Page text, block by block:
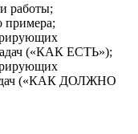
работы;
примера;
(«КАК ЕСТЬ»);
(«КАК ДОЛЖНО